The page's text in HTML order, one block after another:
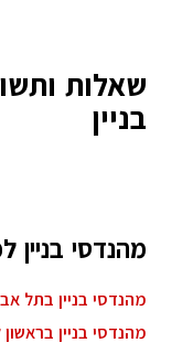
שאלות
בניין
מהנדסי בניין
מהנדסי בניין בתל
מהנדסי בניין בראשון